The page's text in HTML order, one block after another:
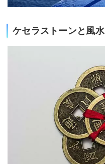
ケセラストーンと風水